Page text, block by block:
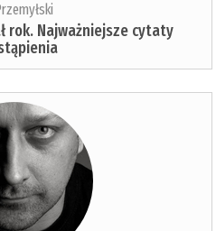
rok. Najważniejsze cytaty